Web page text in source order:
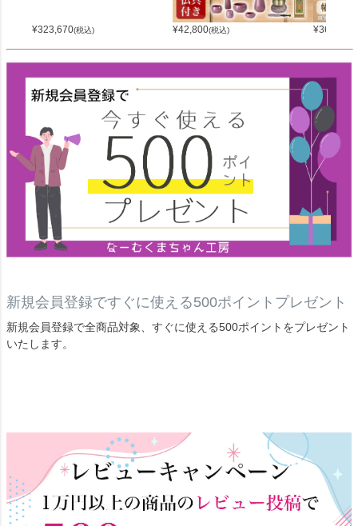
¥323,670(税込) ¥42,800(税込) ¥36,800
新規会員登録ですぐに使える500ポイントプレゼント
新規会員登録で全商品対象、すぐに使える500ポイントをプレゼント
いたします。